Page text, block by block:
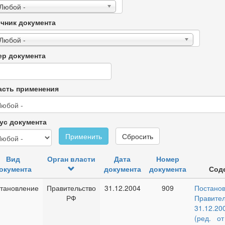
-
документа
-
документа
применения
документа
Применить
Сбросить
Вид
Орган власти
Дата
документа
Номер
документа
Правительство
РФ
31.12.2004 909
(ред. от